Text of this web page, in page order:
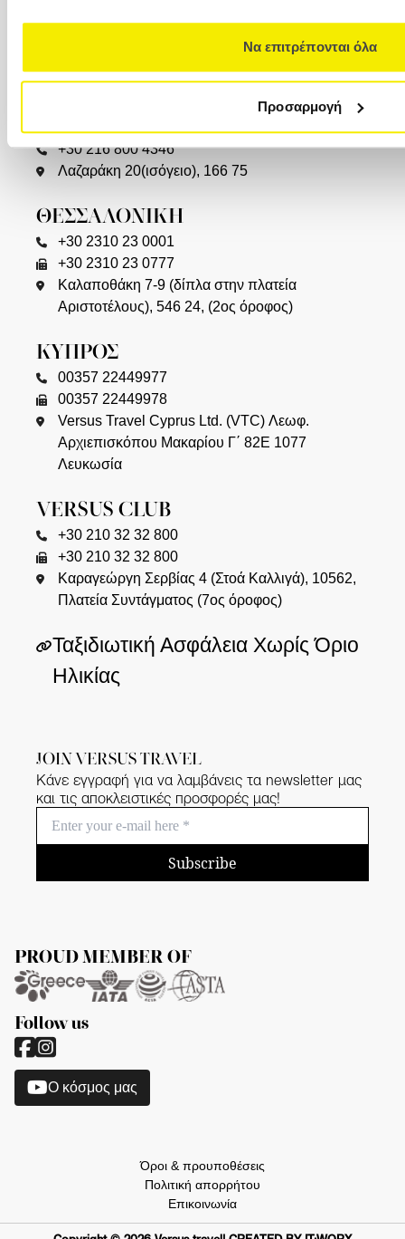
Να επιτρέπονται όλα
Προσαρμογή
Φιλελλήνων 7, Σύνταγμα, 105 57 (1ος όροφος)
info@versus-travel.gr
+30 216 800 4346
Λαζαράκη 20(ισόγειο), 166 75
ΘΕΣΣΑΛΟΝΙΚΗ
+30 2310 23 0001
+30 2310 23 0777
Καλαποθάκη 7-9 (δίπλα στην πλατεία
Αριστοτέλους), 546 24, (2ος όροφος)
ΚΥΠΡΟΣ
00357 22449977
00357 22449978
Versus Travel Cyprus Ltd. (VTC) Λεωφ.
Αρχιεπισκόπου Μακαρίου Γ΄ 82Ε 1077
Λευκωσία
VERSUS CLUB
+30 210 32 32 800
+30 210 32 32 800
Καραγεώργη Σερβίας 4 (Στοά Καλλιγά), 10562,
Πλατεία Συντάγματος (7ος όροφος)
Ταξιδιωτική Ασφάλεια Χωρίς Όριο
Ηλικίας
JOIN VERSUS TRAVEL
Κάνε εγγραφή για να λαμβάνεις τα newsletter μας
και τις αποκλειστικές προσφορές μας!
Subscribe
PROUD MEMBER OF
Follow us
O κόσμος μας
Όροι & προυποθέσεις
Πολιτική απορρήτου
Επικοινωνία